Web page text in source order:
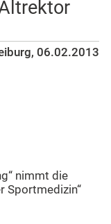
06.02.2013
nimmt die
Sportmedizin“